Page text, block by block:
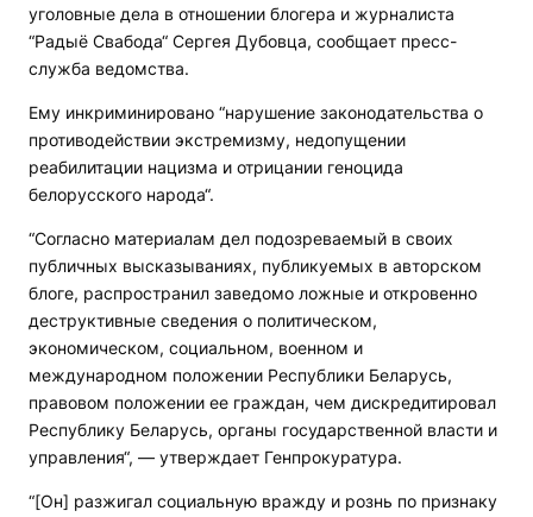
уголовные дела в отношении блогера и журналиста
“Радыё Свабода“ Сергея Дубовца, сообщает пресс-
служба ведомства.
Ему инкриминировано “нарушение законодательства о
противодействии экстремизму, недопущении
реабилитации нацизма и отрицании геноцида
белорусского народа“.
“Согласно материалам дел подозреваемый в своих
публичных высказываниях, публикуемых в авторском
блоге, распространил заведомо ложные и откровенно
деструктивные сведения о политическом,
экономическом, социальном, военном и
международном положении Республики Беларусь,
правовом положении ее граждан, чем дискредитировал
Республику Беларусь, органы государственной власти и
управления“, — утверждает Генпрокуратура.
“[Он] разжигал социальную вражду и рознь по признаку